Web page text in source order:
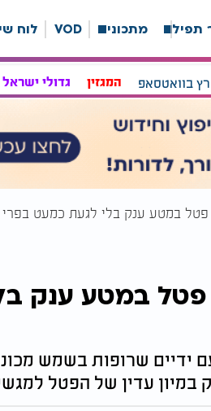
תפילה מתכונים VOD לוח
רץ בוואטסאפ המגזין גדולי
פטל במטע ענק בלי לגעת כמעט בפרי
פטל במטע ענק
ידיים שרופות בשמש
עדין של הפטל